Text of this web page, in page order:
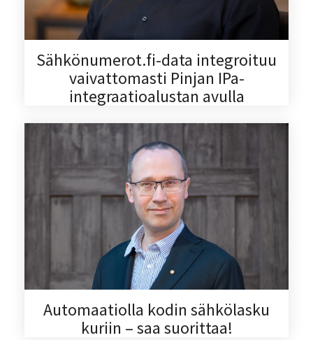
Sähkönumerot.fi-data integroituu
vaivattomasti Pinjan IPa-
integraatioalustan avulla
Automaatiolla kodin sähkölasku
kuriin – saa suorittaa!